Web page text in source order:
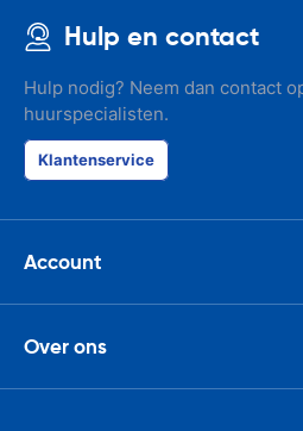
Hulp en contact
Hulp nodig? Neem dan contact
huurspecialisten.
Klantenservice
Account
Over ons